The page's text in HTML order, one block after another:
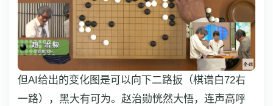
但AI给出的变化图是可以向下二路扳（棋谱白72右
一路），黑大有可为。赵治勋恍然大悟，连声高呼